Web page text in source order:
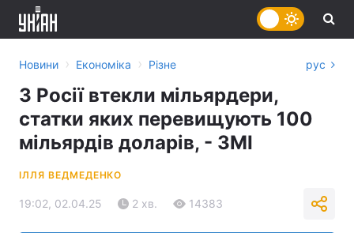
Новини › Економіка › Різне рус
З Росії втекли мільярдери,
статки яких перевищують 100
мільярдів доларів, - ЗМІ
ІЛЛЯ ВЕДМЕДЕНКО
19:02, 02.04.25 2 хв. 14383